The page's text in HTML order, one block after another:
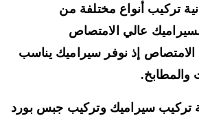
تركيب أنواع مختلفة من
عالي الامتصاص
إذ نوفر سيراميك يناسب
سيراميك وتركيب جبس بورد